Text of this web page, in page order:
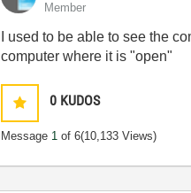
Member
I used to be able to see the
computer where it is "open"
0 KUDOS
Message 1 of 6(10,133 Views)